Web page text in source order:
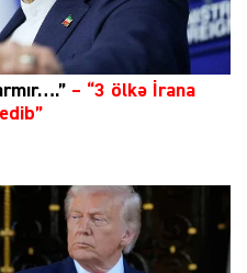
– “3 ölkə İrana